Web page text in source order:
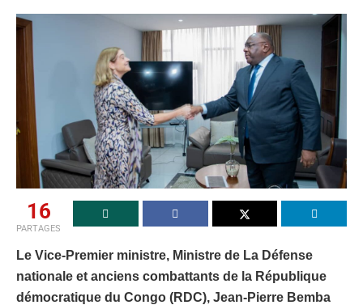
16
PARTAGES
Le Vice-Premier ministre, Ministre de La Défense
nationale et anciens combattants de la République
démocratique du Congo (RDC), Jean-Pierre Bemba